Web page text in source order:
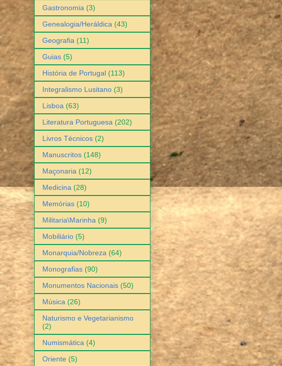
Gastronomia (3)
Genealogia/Heráldica (43)
Geografia (11)
Guias (5)
História de Portugal (113)
Integralismo Lusitano (3)
Lisboa (63)
Literatura Portuguesa (202)
Livros Técnicos (2)
Manuscritos (148)
Maçonaria (12)
Medicina (28)
Memórias (10)
Militaria\Marinha (9)
Mobiliário (5)
Monarquia/Nobreza (64)
Monografias (90)
Monumentos Nacionais (50)
Música (26)
Naturismo e Vegetarianismo
(2)
Numismática (4)
Oriente (5)